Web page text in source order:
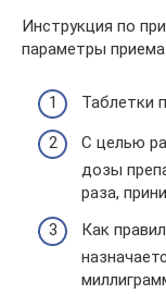
Инструкция по
параметры приема
Таблетки
С целью
дозы
раза,
Как